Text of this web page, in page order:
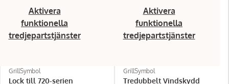
Aktivera
funktionella
tredjepartstjänster
GrillSymbol
Lock till 720-serien
Aktivera
funktionella
tredjepartstjänster
GrillSymbol
Tredubbelt Vindskydd